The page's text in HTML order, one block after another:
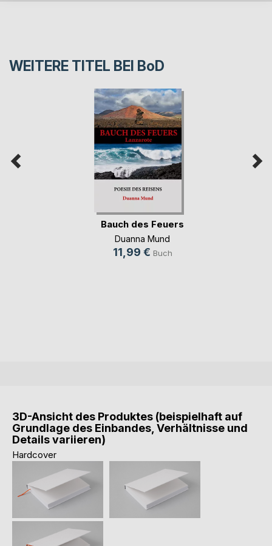
WEITERE TITEL BEI BoD
Bauch des Feuers
Duanna Mund
11,99 € Buch
3D-Ansicht des Produktes (beispielhaft auf
Grundlage des Einbandes, Verhältnisse und
Details variieren)
Hardcover